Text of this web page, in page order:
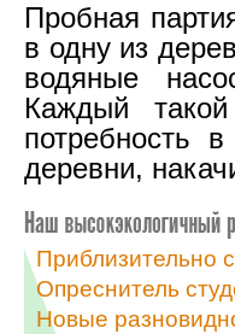
Пробная
в одну из
водяные
Каждый
потребность
деревни,
Приблизительно
Опреснитель
Новые